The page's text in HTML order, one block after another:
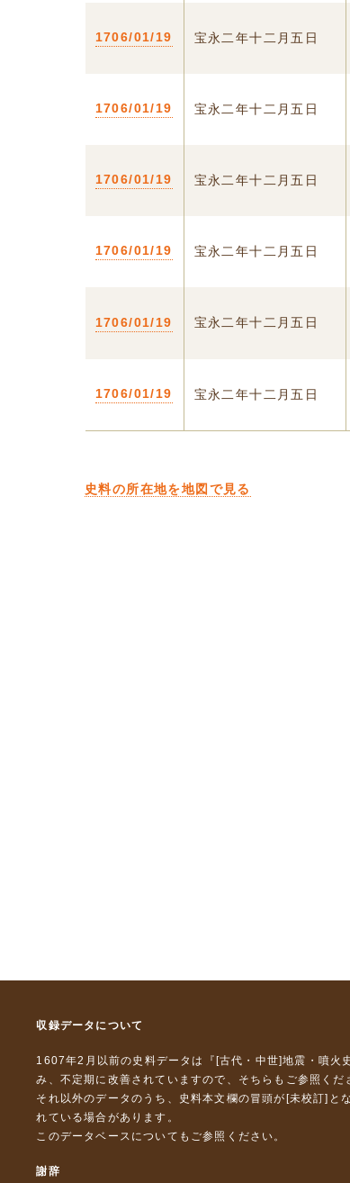
1706/01/19 宝永二年十二月五日
1706/01/19 宝永二年十二月五日
1706/01/19 宝永二年十二月五日
1706/01/19 宝永二年十二月五日
1706/01/19 宝永二年十二月五日
1706/01/19 宝永二年十二月五日
史料の所在地を地図で見る
収録データについて
1607年2月以前の史料データは『 [古代・中世]地震・噴火
み、不定期に改善されていますので、 そちら もご参照くだ
それ以外のデータのうち、史料本文欄の冒頭が[未校訂]と
れている場合があります。
このデータベースについて もご参照ください。
謝辞